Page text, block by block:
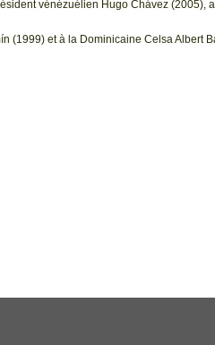
vénézuélien Hugo Chávez (2005),
(1999) et à la Dominicaine Celsa Albert